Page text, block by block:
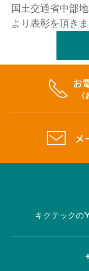
国土交通省中部
より表彰を頂きま
お
メ
キクテックの